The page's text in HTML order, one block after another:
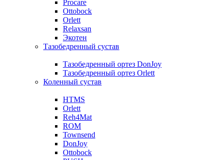
Procare
Ottobock
Orlett
Relaxsan
Экотен
Тазобедренный сустав
Тазобедренный ортез DonJoy
Тазобедренный ортез Orlett
Коленный сустав
HTMS
Orlett
Reh4Mat
ROM
Townsend
DonJoy
Ottobock